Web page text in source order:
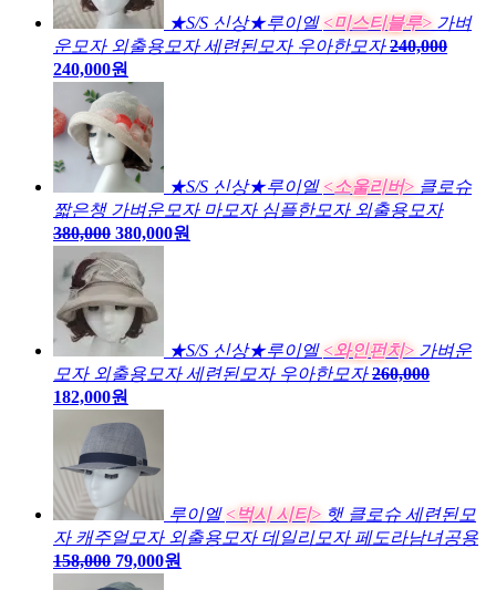
★S/S 신상★루이엘 <미스티블루> 가벼
운모자 외출용모자 세련된모자 우아한모자 240,000
240,000원
★S/S 신상★루이엘 <소울리버> 클로슈
짧은챙 가벼운모자 마모자 심플한모자 외출용모자
380,000 380,000원
★S/S 신상★루이엘 <와인펀치> 가벼운
모자 외출용모자 세련된모자 우아한모자 260,000
182,000원
루이엘 <벅시 시티> 햇 클로슈 세련된모
자 캐주얼모자 외출용모자 데일리모자 페도라남녀공용
158,000 79,000원